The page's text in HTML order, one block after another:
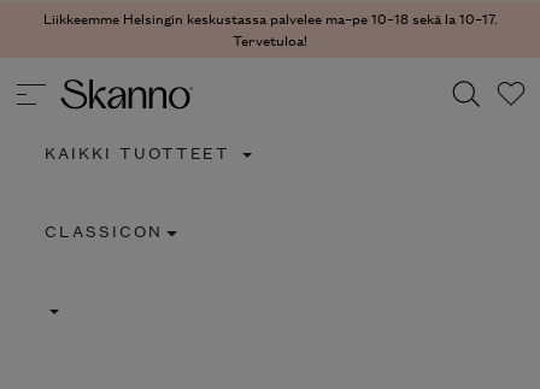
Liikkeemme Helsingin keskustassa palvelee ma–pe 10–18 sekä la 10–17.
Tervetuloa!
Type 2 or more characters for results.
KAIKKI TUOTTEET
CLASSICON